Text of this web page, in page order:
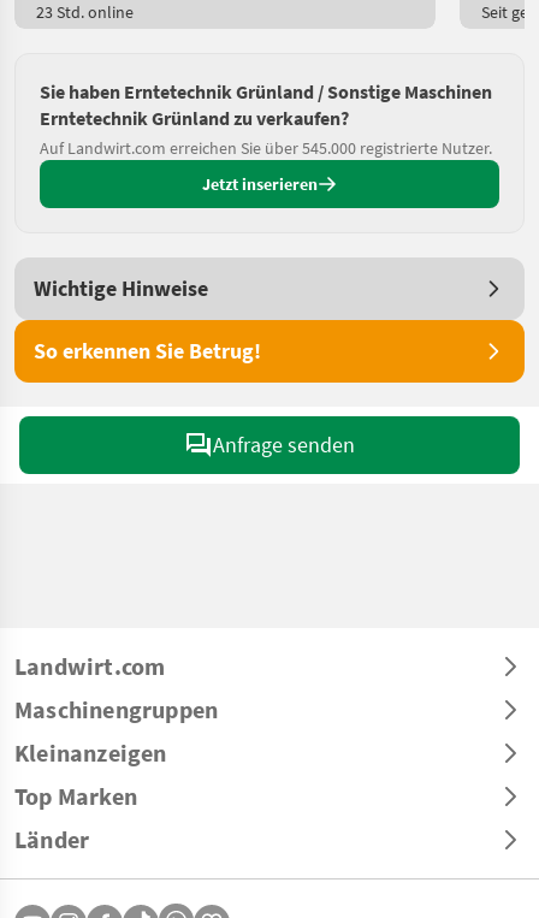
23 Std. online Seit
Sie haben Erntetechnik Grünland / Sonstige Maschinen
Erntetechnik Grünland zu verkaufen?
Auf Landwirt.com erreichen Sie über 545.000 registrierte Nutzer.
Jetzt inserieren
Wichtige Hinweise
So erkennen Sie Betrug!
Anfrage senden
Landwirt.com
Maschinengruppen
Kleinanzeigen
Top Marken
Länder